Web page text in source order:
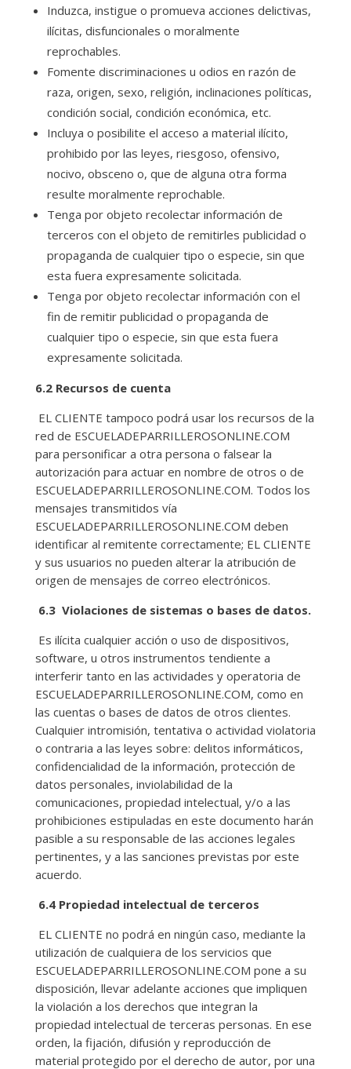
Induzca, instigue o promueva acciones delictivas,
ilícitas, disfuncionales o moralmente
reprochables.
Fomente discriminaciones u odios en razón de
raza, origen, sexo, religión, inclinaciones políticas,
condición social, condición económica, etc.
Incluya o posibilite el acceso a material ilícito,
prohibido por las leyes, riesgoso, ofensivo,
nocivo, obsceno o, que de alguna otra forma
resulte moralmente reprochable.
Tenga por objeto recolectar información de
terceros con el objeto de remitirles publicidad o
propaganda de cualquier tipo o especie, sin que
esta fuera expresamente solicitada.
Tenga por objeto recolectar información con el
fin de remitir publicidad o propaganda de
cualquier tipo o especie, sin que esta fuera
expresamente solicitada.
6.2 Recursos de cuenta
EL CLIENTE tampoco podrá usar los recursos de la
red de ESCUELADEPARRILLEROSONLINE.COM
para personificar a otra persona o falsear la
autorización para actuar en nombre de otros o de
ESCUELADEPARRILLEROSONLINE.COM. Todos los
mensajes transmitidos vía
ESCUELADEPARRILLEROSONLINE.COM deben
identificar al remitente correctamente; EL CLIENTE
y sus usuarios no pueden alterar la atribución de
origen de mensajes de correo electrónicos.
6.3 Violaciones de sistemas o bases de datos.
Es ilícita cualquier acción o uso de dispositivos,
software, u otros instrumentos tendiente a
interferir tanto en las actividades y operatoria de
ESCUELADEPARRILLEROSONLINE.COM, como en
las cuentas o bases de datos de otros clientes.
Cualquier intromisión, tentativa o actividad violatoria
o contraria a las leyes sobre: delitos informáticos,
confidencialidad de la información, protección de
datos personales, inviolabilidad de la
comunicaciones, propiedad intelectual, y/o a las
prohibiciones estipuladas en este documento harán
pasible a su responsable de las acciones legales
pertinentes, y a las sanciones previstas por este
acuerdo.
6.4 Propiedad intelectual de terceros
EL CLIENTE no podrá en ningún caso, mediante la
utilización de cualquiera de los servicios que
ESCUELADEPARRILLEROSONLINE.COM pone a su
disposición, llevar adelante acciones que impliquen
la violación a los derechos que integran la
propiedad intelectual de terceras personas. En ese
orden, la fijación, difusión y reproducción de
material protegido por el derecho de autor, por una